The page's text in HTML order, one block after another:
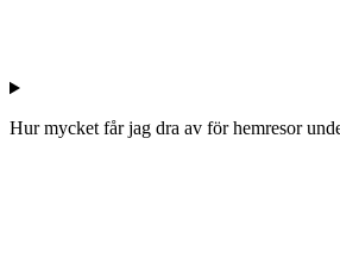
Hur mycket får jag dra av för hemresor